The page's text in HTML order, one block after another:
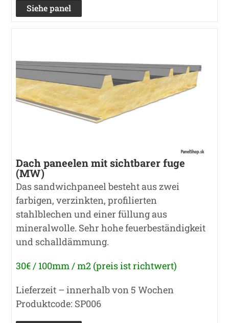
Siehe panel
Dach paneelen mit sichtbarer fuge
(MW)
Das sandwichpaneel besteht aus zwei
farbigen, verzinkten, profilierten
stahlblechen und einer füllung aus
mineralwolle. Sehr hohe feuerbeständigkeit
und schalldämmung.
30€ / 100mm / m2 (preis ist richtwert)
Lieferzeit – innerhalb von 5 Wochen
Produktcode: SP006